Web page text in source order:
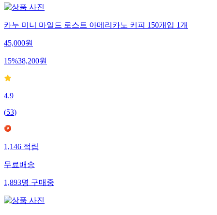
카누 미니 마일드 로스트 아메리카노 커피 150개입 1개
45,000원
15%38,200원
4.9
(53)
1,146적립
무료배송
1,893명구매중